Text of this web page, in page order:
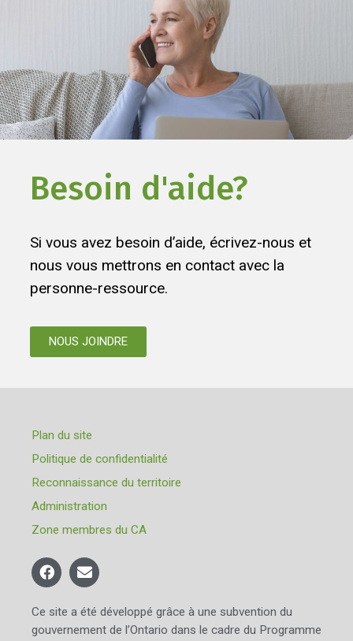
Besoin d'aide?
Si vous avez besoin d’aide, écrivez-nous et
nous vous mettrons en contact avec la
personne-ressource.
NOUS JOINDRE
Plan du site
Politique de confidentialité
Reconnaissance du territoire
Administration
Zone membres du CA
Ce site a été développé grâce à une subvention du
gouvernement de l’Ontario dans le cadre du Programme